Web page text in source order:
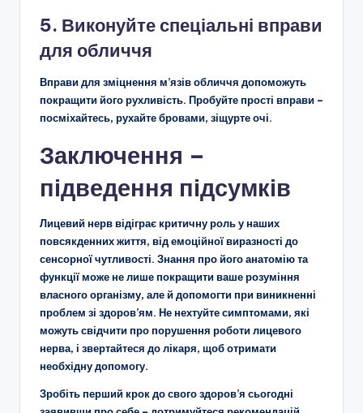
5. Виконуйте спеціальні вправи
для обличчя
Вправи для зміцнення м’язів обличчя допоможуть
покращити його рухливість. Пробуйте прості вправи –
посміхайтесь, рухайте бровами, зіщурте очі.
Заключення –
підведення підсумків
Лицевий нерв відіграє критичну роль у наших
повсякденних життя, від емоційної виразності до
сенсорної чутливості. Знання про його анатомію та
функції може не лише покращити ваше розуміння
власного організму, але й допомогти при виникненні
проблем зі здоров’ям. Не нехтуйте симптомами, які
можуть свідчити про порушення роботи лицевого
нерва, і звертайтеся до лікаря, щоб отримати
необхідну допомогу.
Зробіть перший крок до свого здоров’я сьогодні